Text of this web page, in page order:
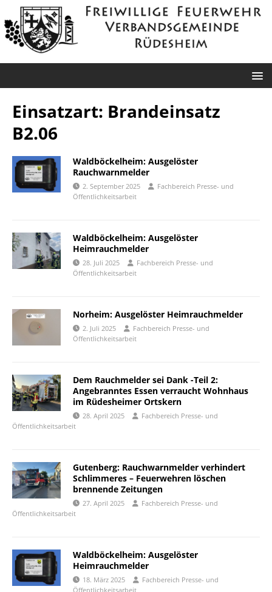
Einsatzart: Brandeinsatz
B2.06
Waldböckelheim: Ausgelöster
Rauchwarnmelder
2. September 2025
Fachbereich Presse- und
Öffentlichkeitsarbeit
Waldböckelheim: Ausgelöster
Heimrauchmelder
28. Juli 2025
Fachbereich Presse- und
Öffentlichkeitsarbeit
Norheim: Ausgelöster Heimrauchmelder
2. Juli 2025
Fachbereich Presse- und
Öffentlichkeitsarbeit
Dem Rauchmelder sei Dank -Teil 2:
Angebranntes Essen verraucht Wohnhaus
im Rüdesheimer Ortskern
28. April 2025
Fachbereich Presse- und
Öffentlichkeitsarbeit
Gutenberg: Rauchwarnmelder verhindert
Schlimmeres – Feuerwehren löschen
brennende Zeitungen
27. April 2025
Fachbereich Presse- und
Öffentlichkeitsarbeit
Waldböckelheim: Ausgelöster
Heimrauchmelder
18. März 2025
Fachbereich Presse- und
Öffentlichkeitsarbeit